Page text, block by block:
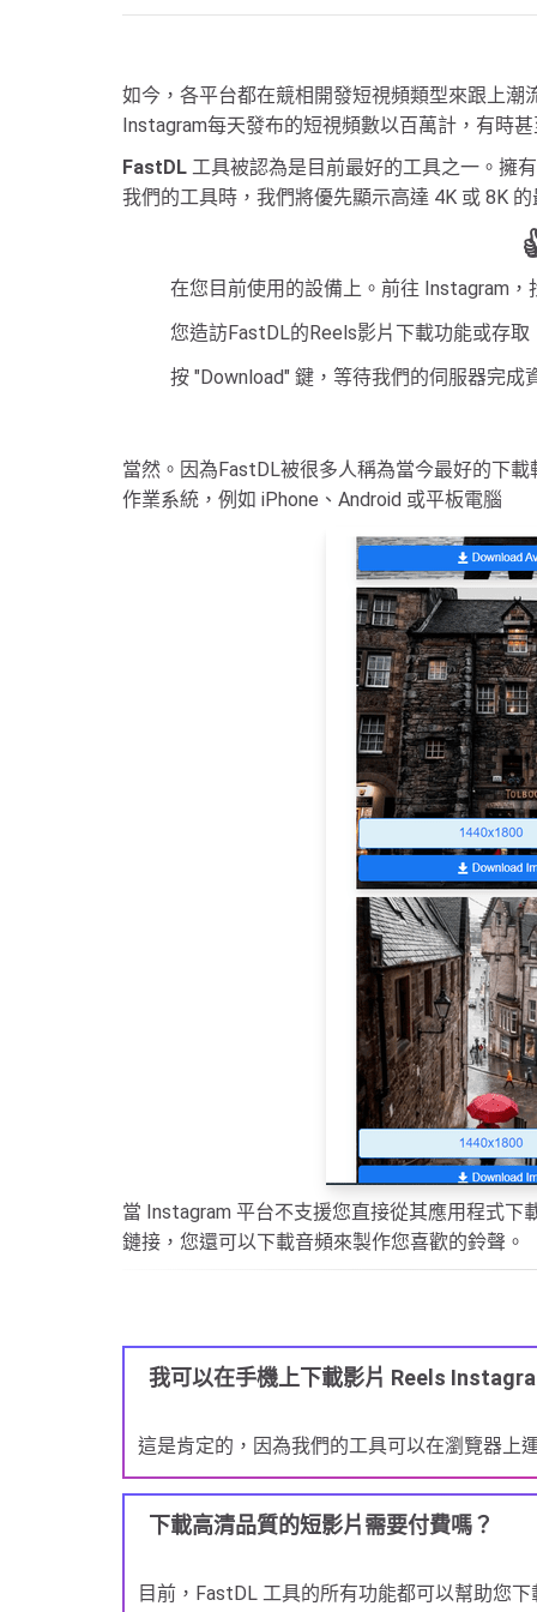
如今，各平台都在競相開發短視頻類型來跟上
Instagram每天發布的短視頻數以百萬計，有時
FastDL 工具被認為是目前最好的工具之一。擁
我們的工具時，我們將優先顯示高達 4K 或 8K
在您目前使用的設備上。前往 Instagram
您造訪FastDL的Reels影片下載功能或存取
按 "Download" 鍵，等待我們的伺服器完成
當然。因為FastDL被很多人稱為當今最好的下
作業系統，例如 iPhone、Android 或平板電腦
當 Instagram 平台不支援您直接從其應用程式
鏈接，您還可以下載音頻來製作您喜歡的鈴聲。
我可以在手機上下載影片 Reels
這是肯定的，因為我們的工具可以在瀏覽器上
下載高清品質的短影片需要付費嗎？
目前，FastDL 工具的所有功能都可以幫助您